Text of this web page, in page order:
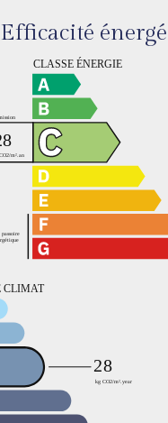
Efficacité